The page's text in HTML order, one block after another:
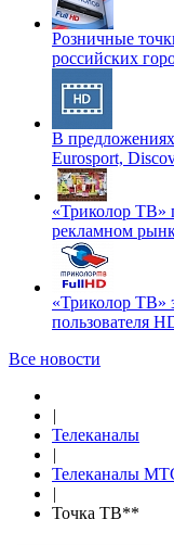
Розничные
российских
В
Eurosport,
«Триколор ТВ»
рекламном
«Триколор ТВ»
пользователя
Все новости
|
Телеканалы
|
Телеканалы
|
Точка ТВ**